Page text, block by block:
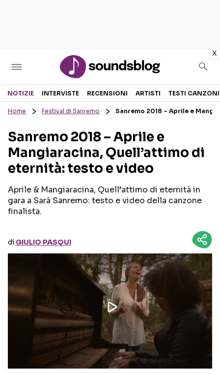
x
Sezioni
RECENSIONI MUSICALI
INTERVISTE
GOSSIP E CURIOSITÀ
TESTI CANZONI
TOUR ED EVENTI
TALENT SHOW
NOTIZIE INTERVISTE RECENSIONI ARTISTI TESTI CANZONI
Home Festival di Sanremo Sanremo 2018 – Aprile e
Sanremo 2018 – Aprile e
Mangiaracina, Quell’attimo di
eternità: testo e video
Aprile & Mangiaracina, Quell’attimo di eternità in
gara a Sarà Sanremo: testo e video della canzone
finalista.
di GIULIO PASQUI